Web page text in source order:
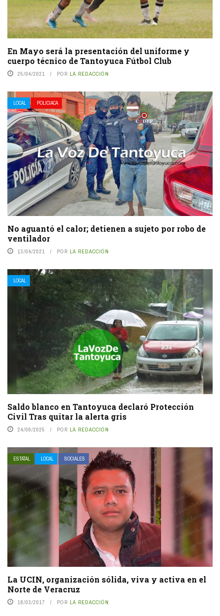
En Mayo será la presentación del uniforme y
cuerpo técnico de Tantoyuca Fútbol Club
25/04/2021 POR LA REDACCIÓN
LOCAL POLICIACA
No aguantó el calor; detienen a sujeto por robo de
ventilador
13/04/2021 POR LA REDACCIÓN
LOCAL
Saldo blanco en Tantoyuca declaró Protección
Civil Tras quitar la alerta gris
24/06/2025 POR LA REDACCIÓN
ESTATAL LOCAL SOCIALES
La UCIN, organización sólida, viva y activa en el
Norte de Veracruz
18/03/2017 POR LA REDACCIÓN